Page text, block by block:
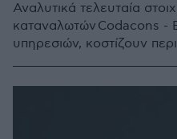
Αναλυτικά τελευταία
καταναλωτών Codacons -
υπηρεσιών, κοστίζουν